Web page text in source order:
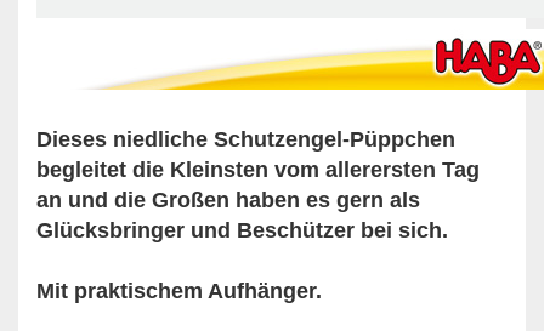
Dieses niedliche Schutzengel-Püppchen
begleitet die Kleinsten vom allerersten Tag
an und die Großen haben es gern als
Glücksbringer und Beschützer bei sich.
Mit praktischem Aufhänger.